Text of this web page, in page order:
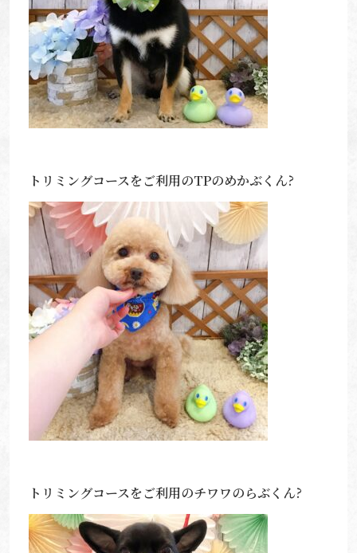
トリミングコースをご利用のTPのめかぶくん?
トリミングコースをご利用のチワワのらぶくん?